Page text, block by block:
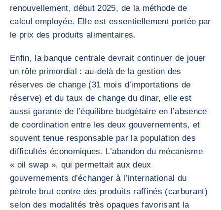
renouvellement, début 2025, de la méthode de
calcul employée. Elle est essentiellement portée par
le prix des produits alimentaires.
Enfin, la banque centrale devrait continuer de jouer
un rôle primordial : au-delà de la gestion des
réserves de change (31 mois d’importations de
réserve) et du taux de change du dinar, elle est
aussi garante de l’équilibre budgétaire en l’absence
de coordination entre les deux gouvernements, et
souvent tenue responsable par la population des
difficultés économiques. L’abandon du mécanisme
« oil swap », qui permettait aux deux
gouvernements d’échanger à l’international du
pétrole brut contre des produits raffinés (carburant)
selon des modalités très opaques favorisant la